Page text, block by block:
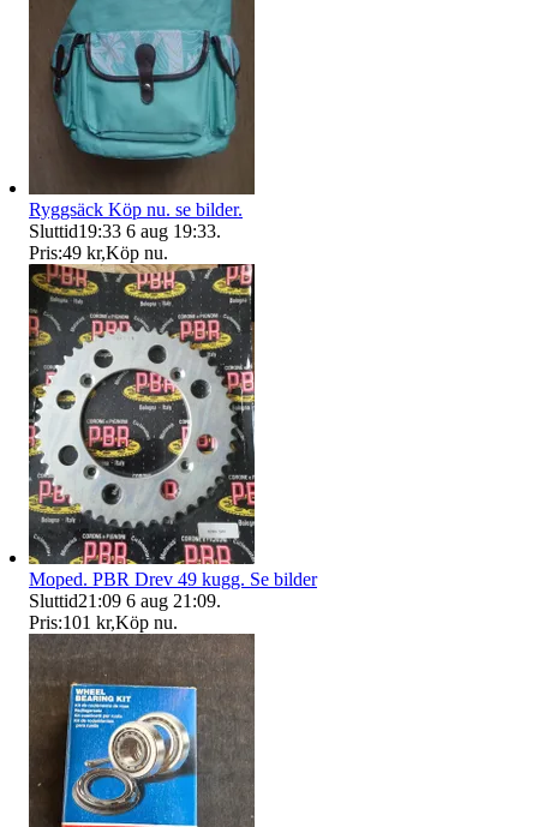
Ryggsäck Köp nu. se bilder.
Sluttid19:33 6 aug 19:33.
Pris:49 kr,Köp nu.
Moped. PBR Drev 49 kugg. Se bilder
Sluttid21:09 6 aug 21:09.
Pris:101 kr,Köp nu.